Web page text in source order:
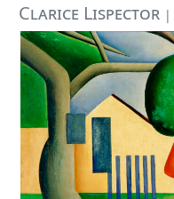
Clarice Lispector |